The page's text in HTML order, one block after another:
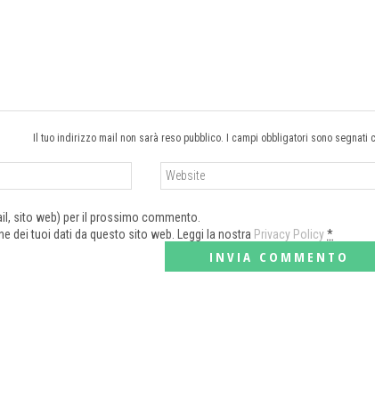
Il tuo indirizzo mail non sarà reso pubblico. I campi obbligatori sono segnati
sito web) per il prossimo commento.
dei tuoi dati da questo sito web. Leggi la nostra Privacy Policy*